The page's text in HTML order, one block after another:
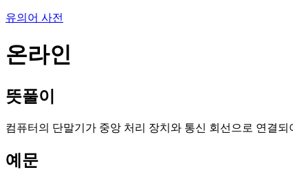
유의어 사전
온라인
뜻풀이
컴퓨터의 단말기가 중앙 처리 장치와 통신 회선으로 연결
예문